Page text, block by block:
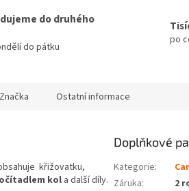
do druhého
do pátku
po
Značka Ostatní informace
křižovatku,
kol a další díly.
Doplňkové
Kategorie:
Záruka:
2